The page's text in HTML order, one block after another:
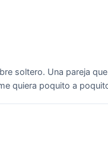
soltero. Una pareja
quiera poquito a